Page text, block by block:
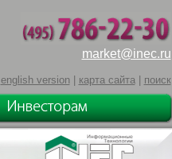
market@inec.ru
english version| карта сайта| поиск